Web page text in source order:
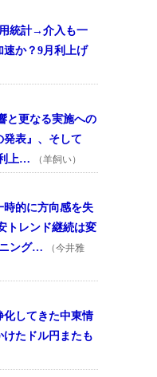
用統計→介入も一
速か？9月利上げ
と更なる実施への
表』、そして
上…
（羊飼い）
時的に方向感を失
トレンド継続は変
ング…
（今井雅
化してきた中東情
たドル円またも